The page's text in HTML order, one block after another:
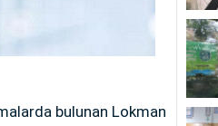
bulunan Lokman